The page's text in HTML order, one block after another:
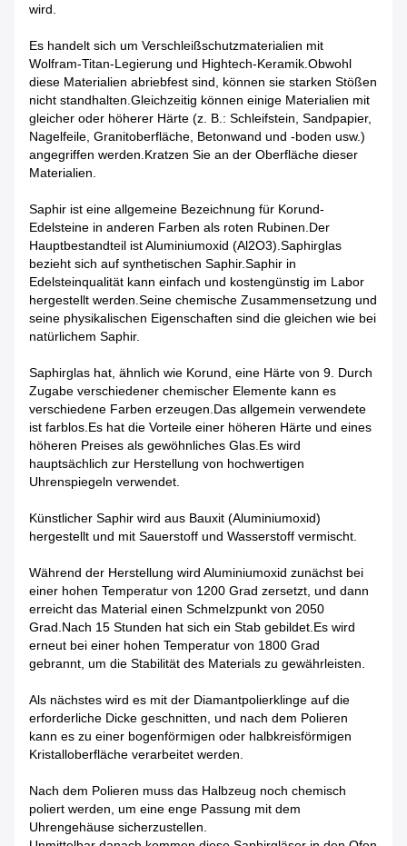
wird.
Es handelt sich um Verschleißschutzmaterialien mit
Wolfram-Titan-Legierung und Hightech-Keramik.Obwohl
diese Materialien abriebfest sind, können sie starken Stößen
nicht standhalten.Gleichzeitig können einige Materialien mit
gleicher oder höherer Härte (z. B.: Schleifstein, Sandpapier,
Nagelfeile, Granitoberfläche, Betonwand und -boden usw.)
angegriffen werden.Kratzen Sie an der Oberfläche dieser
Materialien.
Saphir ist eine allgemeine Bezeichnung für Korund-
Edelsteine ​​in anderen Farben als roten Rubinen.Der
Hauptbestandteil ist Aluminiumoxid (Al2O3).Saphirglas
bezieht sich auf synthetischen Saphir.Saphir in
Edelsteinqualität kann einfach und kostengünstig im Labor
hergestellt werden.Seine chemische Zusammensetzung und
seine physikalischen Eigenschaften sind die gleichen wie bei
natürlichem Saphir.
Saphirglas hat, ähnlich wie Korund, eine Härte von 9. Durch
Zugabe verschiedener chemischer Elemente kann es
verschiedene Farben erzeugen.Das allgemein verwendete
ist farblos.Es hat die Vorteile einer höheren Härte und eines
höheren Preises als gewöhnliches Glas.Es wird
hauptsächlich zur Herstellung von hochwertigen
Uhrenspiegeln verwendet.
Künstlicher Saphir wird aus Bauxit (Aluminiumoxid)
hergestellt und mit Sauerstoff und Wasserstoff vermischt.
Während der Herstellung wird Aluminiumoxid zunächst bei
einer hohen Temperatur von 1200 Grad zersetzt, und dann
erreicht das Material einen Schmelzpunkt von 2050
Grad.Nach 15 Stunden hat sich ein Stab gebildet.Es wird
erneut bei einer hohen Temperatur von 1800 Grad
gebrannt, um die Stabilität des Materials zu gewährleisten.
Als nächstes wird es mit der Diamantpolierklinge auf die
erforderliche Dicke geschnitten, und nach dem Polieren
kann es zu einer bogenförmigen oder halbkreisförmigen
Kristalloberfläche verarbeitet werden.
Nach dem Polieren muss das Halbzeug noch chemisch
poliert werden, um eine enge Passung mit dem
Uhrengehäuse sicherzustellen.